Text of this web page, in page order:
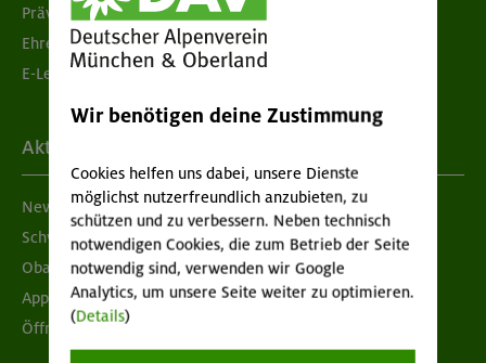
Prävention sexualisierter Gewalt
Ehrenamtsbörse
E-Learning
Aktuelles
Newsletter
Schwarzes Brett
Obacht geben!
App "Mein DAV+"
Öffnungszeiten
Wir benötigen deine Zustimmung
Cookies helfen uns dabei, unsere Dienste
möglichst nutzerfreundlich anzubieten, zu
schützen und zu verbessern. Neben technisch
notwendigen Cookies, die zum Betrieb der Seite
notwendig sind, verwenden wir Google
Analytics, um unsere Seite weiter zu optimieren.
(Details)